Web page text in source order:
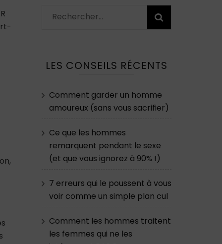
Rechercher :
LES CONSEILS RÉCENTS
Comment garder un homme
amoureux (sans vous sacrifier)
Ce que les hommes
remarquent pendant le sexe
(et que vous ignorez à 90% !)
7 erreurs qui le poussent à vous
voir comme un simple plan cul
Comment les hommes traitent
les femmes qui ne les